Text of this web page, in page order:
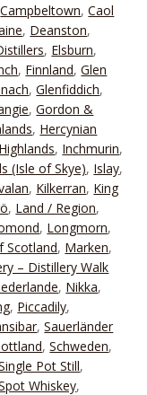
Campbeltown,Caol
, Deanston,
, Elsburn,
, Finnland,Glen
,Glenfiddich,
,Gordon &
, Hercynian
Highlands, Inchmurin,
(Isle of Skye), Islay,
, Kilkerran, King
, Land / Region,
, Longmorn,
Scotland, Marken,
– Distillery Walk
, Nikka,
, Piccadily,
,Sauerländer
,Schweden,
Pot Still,
Whiskey,